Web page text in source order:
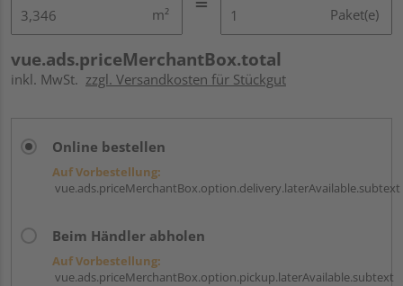
m² Paket(e)
vue.ads.priceMerchantBox.total
inkl. MwSt. zzgl. Versandkosten für Stückgut
Online bestellen
Auf Vorbestellung:
vue.ads.priceMerchantBox.option.delivery.laterAvailable.subtext
Beim Händler abholen
Auf Vorbestellung:
vue.ads.priceMerchantBox.option.pickup.laterAvailable.subtext